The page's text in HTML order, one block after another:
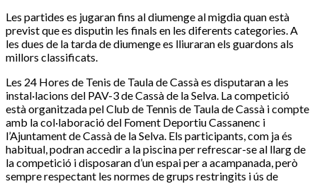
Les partides es jugaran fins al diumenge al migdia quan està
previst que es disputin les finals en les diferents categories. A
les dues de la tarda de diumenge es lliuraran els guardons als
millors classificats.
Les 24 Hores de Tenis de Taula de Cassà es disputaran a les
instal·lacions del PAV-3 de Cassà de la Selva. La competició
està organitzada pel Club de Tennis de Taula de Cassà i compte
amb la col·laboració del Foment Deportiu Cassanenc i
l’Ajuntament de Cassà de la Selva. Els participants, com ja és
habitual, podran accedir a la piscina per refrescar-se al llarg de
la competició i disposaran d’un espai per a acampanada, però
sempre respectant les normes de grups restringits i ús de